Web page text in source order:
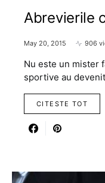
Abrevierile
May 20, 2015 906
Nu este un mister
sportive au
CITESTE TOT